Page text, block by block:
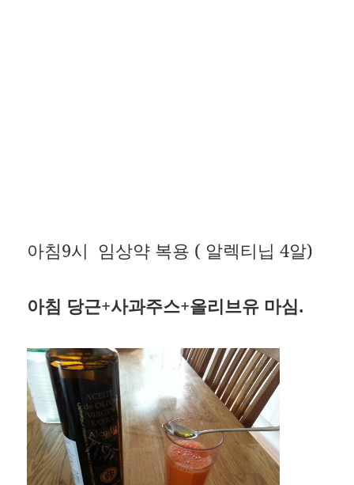
아침9시 임상약 복용 ( 알렉티닙 4알)
아침 당근+사과주스+올리브유 마심.